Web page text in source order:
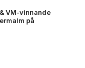
VM-vinnande
på